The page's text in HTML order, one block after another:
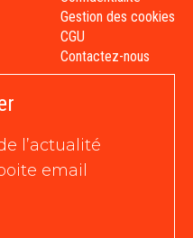
Gestion des cookies
CGU
Contactez-nous
l’actualité
email